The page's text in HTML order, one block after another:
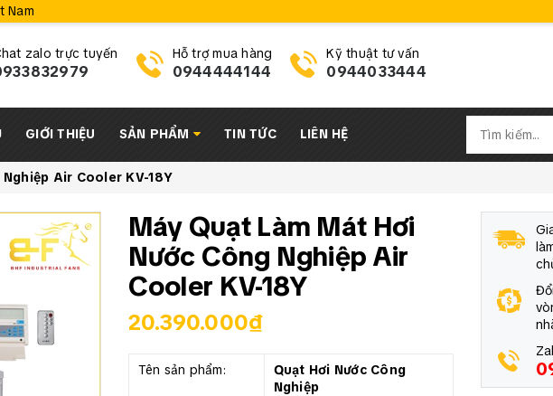
Nam
zalo trực tuyến Hỗ trợ mua hàng
0944444144
Kỹ thuật tư vấn
0944033444
GIỚI THIỆU SẢN PHẨM TIN TỨC LIÊN HỆ
Air Cooler KV-18Y
Máy Quạt Làm Mát Hơi
Nước Công Nghiệp Air
Cooler KV-18Y
20.390.000₫
Tên sản phẩm:
Quạt Hơi Nước Công
Nghiệp